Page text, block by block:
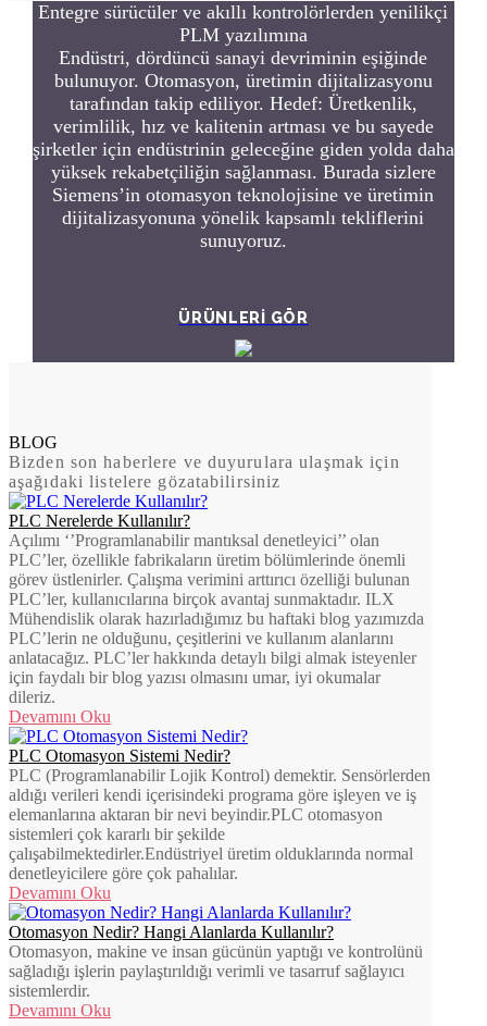
Entegre sürücüler ve akıllı kontrolörlerden yenilikçi
PLM yazılımına
Endüstri, dördüncü sanayi devriminin eşiğinde
bulunuyor. Otomasyon, üretimin dijitalizasyonu
tarafından takip ediliyor. Hedef: Üretkenlik,
verimlilik, hız ve kalitenin artması ve bu sayede
şirketler için endüstrinin geleceğine giden yolda daha
yüksek rekabetçiliğin sağlanması. Burada sizlere
Siemens’in otomasyon teknolojisine ve üretimin
dijitalizasyonuna yönelik kapsamlı tekliflerini
sunuyoruz.
ÜRÜNLERİ GÖR
BLOG
Bizden son haberlere ve duyurulara ulaşmak için
aşağıdaki listelere gözatabilirsiniz
PLC Nerelerde Kullanılır?
Açılımı ‘’Programlanabilir mantıksal denetleyici’’ olan
PLC’ler, özellikle fabrikaların üretim bölümlerinde önemli
görev üstlenirler. Çalışma verimini arttırıcı özelliği bulunan
PLC’ler, kullanıcılarına birçok avantaj sunmaktadır. ILX
Mühendislik olarak hazırladığımız bu haftaki blog yazımızda
PLC’lerin ne olduğunu, çeşitlerini ve kullanım alanlarını
anlatacağız. PLC’ler hakkında detaylı bilgi almak isteyenler
için faydalı bir blog yazısı olmasını umar, iyi okumalar
dileriz.
Devamını Oku
PLC Otomasyon Sistemi Nedir?
PLC (Programlanabilir Lojik Kontrol) demektir. Sensörlerden
aldığı verileri kendi içerisindeki programa göre işleyen ve iş
elemanlarına aktaran bir nevi beyindir.PLC otomasyon
sistemleri çok kararlı bir şekilde
çalışabilmektedirler.Endüstriyel üretim olduklarında normal
denetleyicilere göre çok pahalılar.
Devamını Oku
Otomasyon Nedir? Hangi Alanlarda Kullanılır?
Otomasyon, makine ve insan gücünün yaptığı ve kontrolünü
sağladığı işlerin paylaştırıldığı verimli ve tasarruf sağlayıcı
sistemlerdir.
Devamını Oku